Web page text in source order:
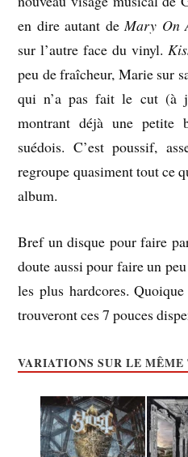
en dire autant deMary On
sur l’autre face du vinyl.
peu de fraîcheur, Marie sur
qui n’a pas fait le cut (à
montrant déjà une petite
suédois. C’est poussif,
regroupe quasiment tout ce
album.
Bref un disque pour faire
doute aussi pour faire un
les plus hardcores.
trouveront ces 7 pouces
VARIATIONS SUR LE